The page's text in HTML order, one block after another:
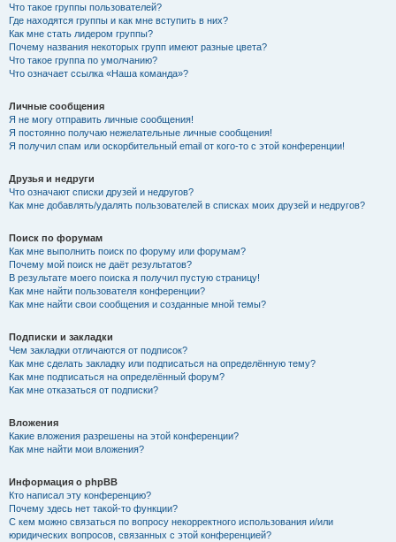
Что такое группы пользователей?
Где находятся группы и как мне вступить в них?
Как мне стать лидером группы?
Почему названия некоторых групп имеют разные цвета?
Что такое группа по умолчанию?
Что означает ссылка «Наша команда»?
Личные сообщения
Я не могу отправить личные сообщения!
Я постоянно получаю нежелательные личные сообщения!
Я получил спам или оскорбительный email от кого-то с этой конференции!
Друзья и недруги
Что означают списки друзей и недругов?
Как мне добавлять/удалять пользователей в списках моих друзей и недругов?
Поиск по форумам
Как мне выполнить поиск по форуму или форумам?
Почему мой поиск не даёт результатов?
В результате моего поиска я получил пустую страницу!
Как мне найти пользователя конференции?
Как мне найти свои сообщения и созданные мной темы?
Подписки и закладки
Чем закладки отличаются от подписок?
Как мне сделать закладку или подписаться на определённую тему?
Как мне подписаться на определённый форум?
Как мне отказаться от подписки?
Вложения
Какие вложения разрешены на этой конференции?
Как мне найти мои вложения?
Информация о phpBB
Кто написал эту конференцию?
Почему здесь нет такой-то функции?
С кем можно связаться по вопросу некорректного использования и/или
юридических вопросов, связанных с этой конференцией?